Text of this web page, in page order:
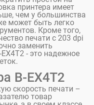
принтера имеет
чем у большинства
может быть легко
Кроме того,
печати с 203 dpi
заменить
- это надежное
B-EX4T2
скорость печати –
товар